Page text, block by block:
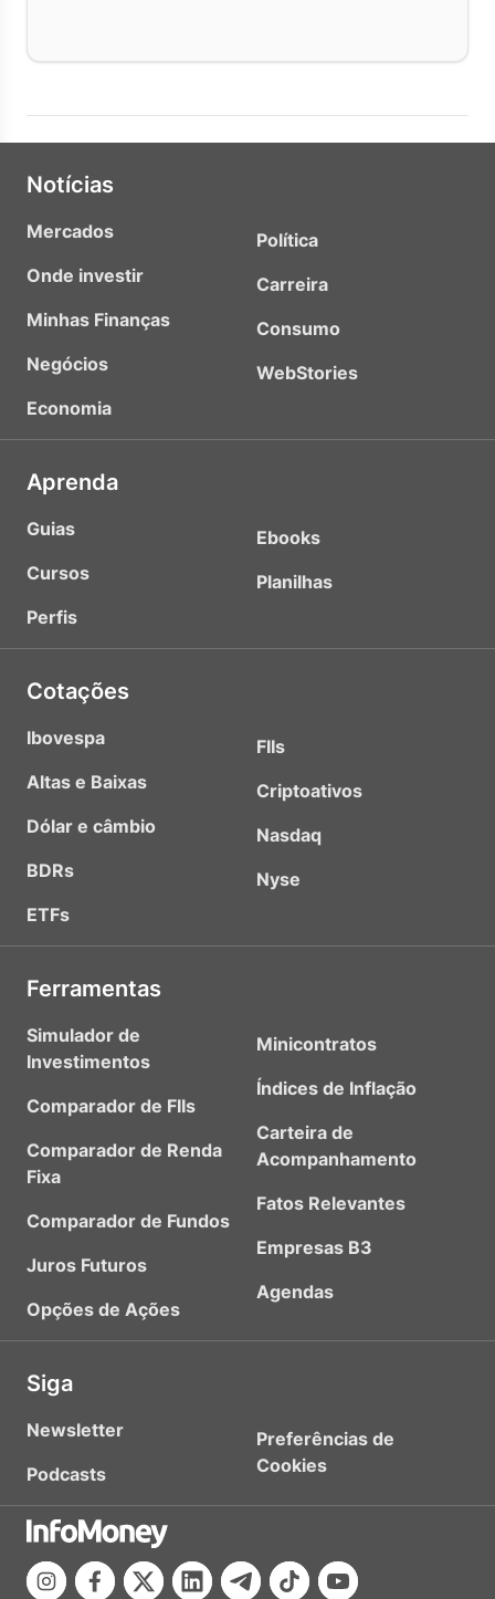
Notícias
Mercados
Onde investir
Minhas Finanças
Negócios
Economia
Política
Carreira
Consumo
WebStories
Aprenda
Guias
Cursos
Perfis
Ebooks
Planilhas
Cotações
Ibovespa
Altas e Baixas
Dólar e câmbio
BDRs
ETFs
FIIs
Criptoativos
Nasdaq
Nyse
Ferramentas
Simulador de
Investimentos
Comparador de FIIs
Comparador de Renda
Fixa
Comparador de Fundos
Juros Futuros
Opções de Ações
Minicontratos
Índices de Inflação
Carteira de
Acompanhamento
Fatos Relevantes
Empresas B3
Agendas
Siga
Newsletter
Podcasts
Preferências de
Cookies